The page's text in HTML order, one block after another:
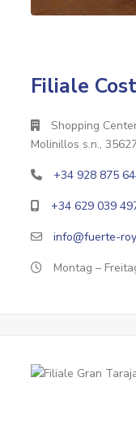
Filiale
Shopping
Molinillos s.n.,
+34 928 875
+34 629 039
info@fuerte-
Montag –